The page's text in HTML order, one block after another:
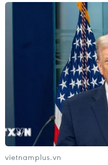
vietnamplus.vn